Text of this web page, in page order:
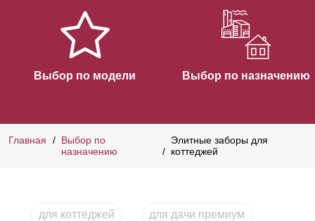
Выбор по модели Выбор по назначению
Главная
Выбор по
назначению
Элитные заборы для
коттеджей
для коттеджей для дачи премиум